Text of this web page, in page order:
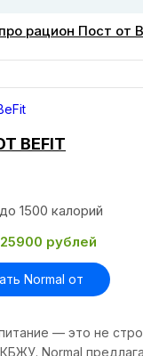
рацион Пост от
BEFIT
1500 калорий
рублей
Normal от
— это не
Normal